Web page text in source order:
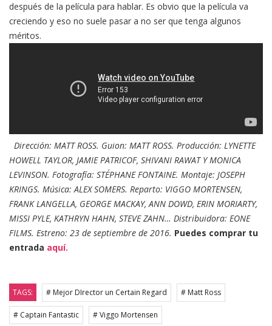
después de la película para hablar. Es obvio que la película va
creciendo y eso no suele pasar a no ser que tenga algunos
méritos.
Dirección: MATT ROSS. Guion: MATT ROSS. Producción: LYNETTE
HOWELL TAYLOR, JAMIE PATRICOF, SHIVANI RAWAT Y MONICA
LEVINSON. Fotografía: STÉPHANE FONTAINE. Montaje: JOSEPH
KRINGS. Música: ALEX SOMERS. Reparto: VIGGO MORTENSEN,
FRANK LANGELLA, GEORGE MACKAY, ANN DOWD, ERIN MORIARTY,
MISSI PYLE, KATHRYN HAHN, STEVE ZAHN… Distribuidora: EONE
FILMS. Estreno: 23 de septiembre de 2016. Puedes comprar tu
entrada aquí.
TAGS: # Mejor DIrector un Certain Regard # Matt Ross
# Captain Fantastic # Viggo Mortensen